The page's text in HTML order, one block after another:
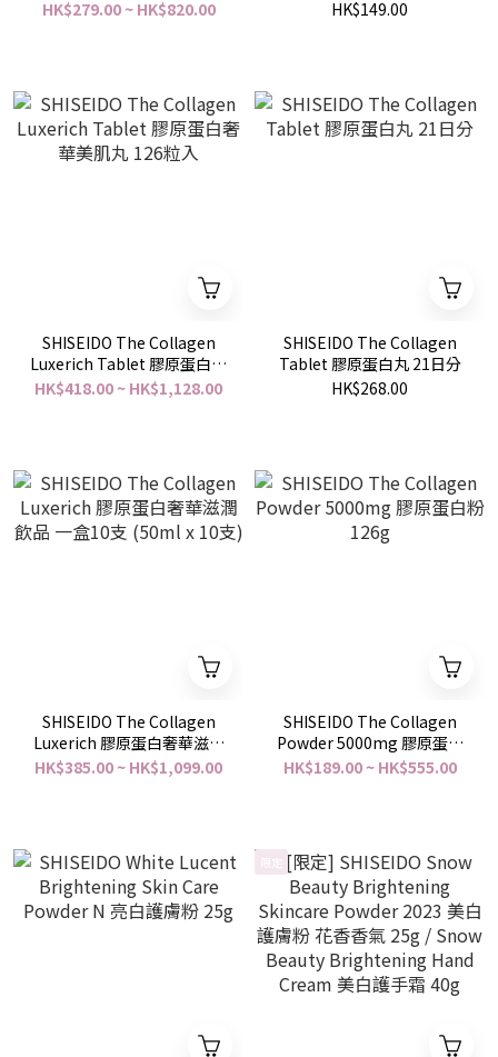
(50ml x 10支)
HK$279.00 ~ HK$820.00 ６袋
HK$149.00
SHISEIDO The Collagen
Luxerich Tablet 膠原蛋白奢
華美肌丸 126粒入
HK$418.00 ~ HK$1,128.00
SHISEIDO The Collagen
Tablet 膠原蛋白丸 21日分
HK$268.00
SHISEIDO The Collagen
Luxerich 膠原蛋白奢華滋潤
飲品 一盒10支 (50ml x 10
HK$385.00 ~ HK$1,099.00
SHISEIDO The Collagen
Powder 5000mg 膠原蛋白
粉 126g
HK$189.00 ~ HK$555.00